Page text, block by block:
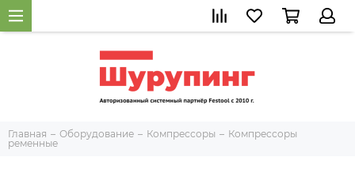
Главная Оборудование Компрессоры
Компрессоры
ременные